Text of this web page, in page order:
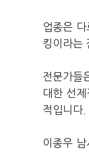
업종은
킹이라는
전문가들
대한 선
적입니다.
이종우